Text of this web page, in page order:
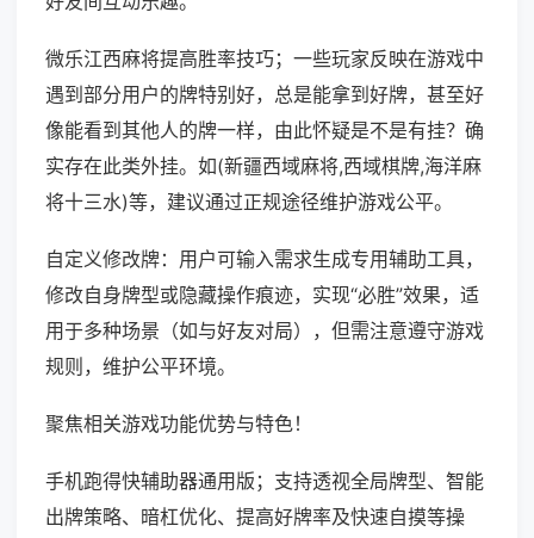
微乐江西麻将提高胜率技巧；一些玩家反映在游戏中
遇到部分用户的牌特别好，总是能拿到好牌，甚至好
像能看到其他人的牌一样，由此怀疑是不是有挂？确
实存在此类外挂。如(新疆西域麻将,西域棋牌,海洋麻
将十三水)等，建议通过正规途径维护游戏公平。
自定义修改牌：用户可输入需求生成专用辅助工具，
修改自身牌型或隐藏操作痕迹，实现“必胜”效果，适
用于多种场景（如与好友对局），但需注意遵守游戏
规则，维护公平环境。
聚焦相关游戏功能优势与特色！
手机跑得快辅助器通用版；支持透视全局牌型、智能
出牌策略、暗杠优化、提高好牌率及快速自摸等操